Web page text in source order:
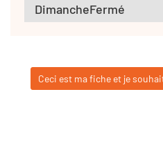
DimancheFermé
Ceci est ma fiche et je